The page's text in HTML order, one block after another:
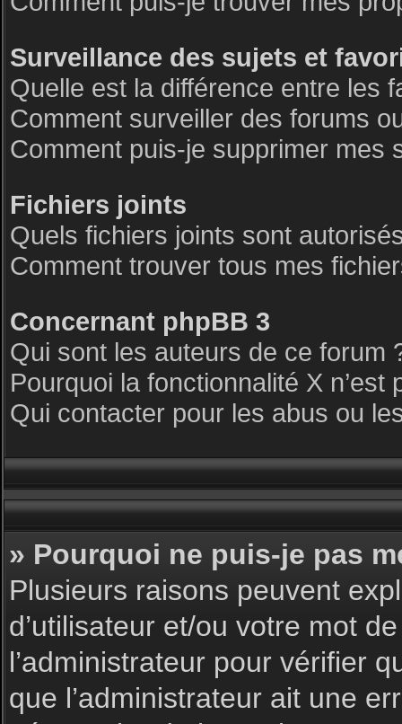
Surveillance des sujets et
Quelle est la différence entre les
Comment surveiller des forums
Comment puis-je supprimer mes
Fichiers joints
Quels fichiers joints sont
Comment trouver tous mes
Concernant phpBB 3
Qui sont les auteurs de ce forum
Pourquoi la fonctionnalité X n’est
Qui contacter pour les abus ou
» Pourquoi ne puis-je pas
Plusieurs raisons peuvent
d’utilisateur et/ou votre mot
l’administrateur pour vérifier
que l’administrateur ait une